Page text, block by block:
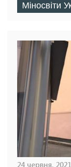
Міносвіти
24 червня,